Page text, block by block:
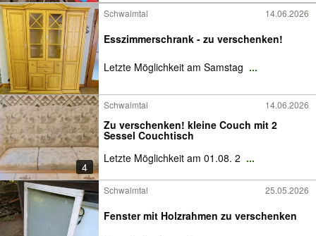
Schwalmtal 14.06.2026
Esszimmerschrank - zu verschenken!
Letzte Möglichkeit am Samstag ...
4
Schwalmtal 14.06.2026
Zu verschenken! kleine Couch mit 2
Sessel Couchtisch
Letzte Möglichkeit am 01.08. 2 ...
Schwalmtal 25.05.2026
Fenster mit Holzrahmen zu verschenken